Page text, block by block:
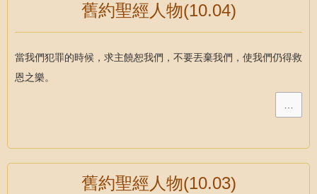
舊約聖經人物(10.04)
當我們犯罪的時候，求主饒恕我們，不要丟棄我們，使我們仍得救
恩之樂。
…
舊約聖經人物(10.03)